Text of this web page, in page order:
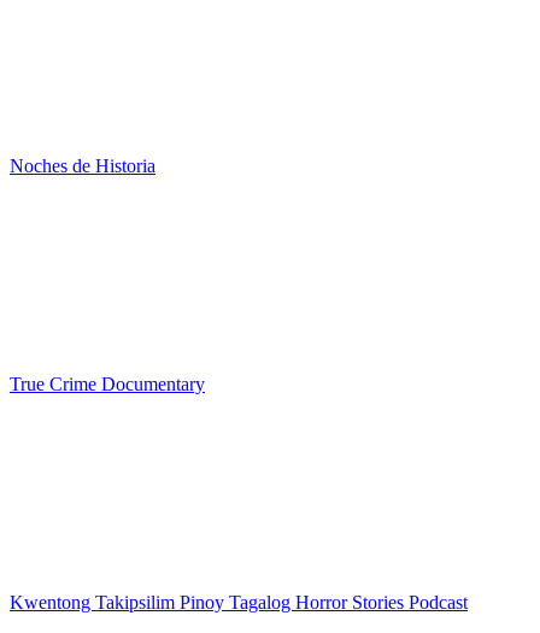
Noches de Historia
True Crime Documentary
Kwentong Takipsilim Pinoy Tagalog Horror Stories Podcast